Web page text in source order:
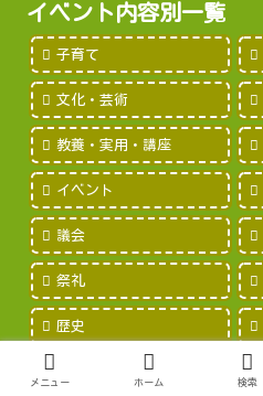
イベント内容別一覧
子育て
文化・芸術
教養・実用・講座
イベント
議会
祭礼
歴史
メニュー ホーム 検索